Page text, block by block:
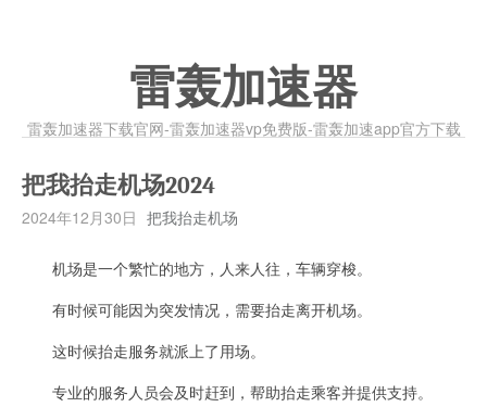
雷轰加速器
雷轰加速器下载官网-雷轰加速器vp免费版-雷轰加速app官方下载
把我抬走机场2024
2024年12月30日 把我抬走机场
机场是一个繁忙的地方，人来人往，车辆穿梭。
有时候可能因为突发情况，需要抬走离开机场。
这时候抬走服务就派上了用场。
专业的服务人员会及时赶到，帮助抬走乘客并提供支持。